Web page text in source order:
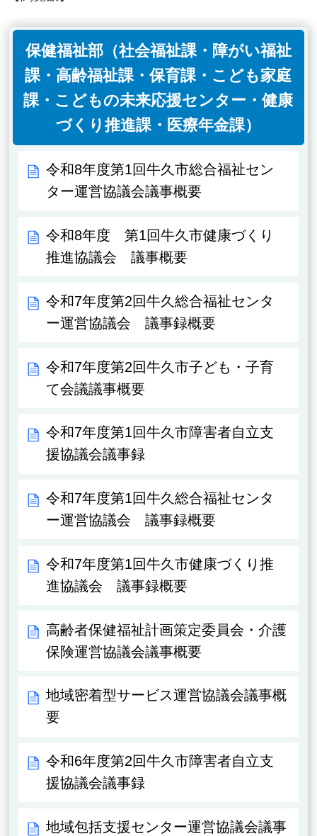
保健福祉部（社会福祉課・障がい福祉
課・高齢福祉課・保育課・こども家庭
課・こどもの未来応援センター・健康
づくり推進課・医療年金課）
令和8年度第1回牛久市総合福祉セン
ター運営協議会議事概要
令和8年度 第1回牛久市健康づくり
推進協議会 議事概要
令和7年度第2回牛久総合福祉センタ
ー運営協議会 議事録概要
令和7年度第2回牛久市子ども・子育
て会議議事概要
令和7年度第1回牛久市障害者自立支
援協議会議事録
令和7年度第1回牛久総合福祉センタ
ー運営協議会 議事録概要
令和7年度第1回牛久市健康づくり推
進協議会 議事録概要
高齢者保健福祉計画策定委員会・介護
保険運営協議会議事概要
地域密着型サービス運営協議会議事概
要
令和6年度第2回牛久市障害者自立支
援協議会議事録
地域包括支援センター運営協議会議事